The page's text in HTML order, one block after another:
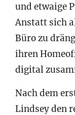
und etwaige
Anstatt sich
Büro zu
ihren
digital
Nach dem
Lindsey den